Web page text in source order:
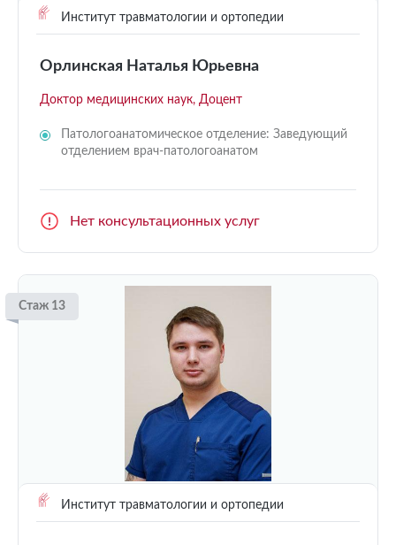
Институт травматологии и ортопедии
Орлинская Наталья Юрьевна
Доктор медицинских наук, Доцент
Патологоанатомическое отделение: Заведующий
отделением врач-патологоанатом
Нет консультационных услуг
Стаж 13
Институт травматологии и ортопедии